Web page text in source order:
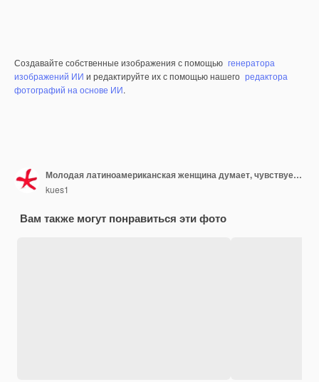
Создавайте собственные изображения с помощью генератора
изображений ИИ и редактируйте их с помощью нашего редактора
фотографий на основе ИИ.
Молодая латиноамериканская женщина думает, чувствует себя сомневающейся и сбитой с толку, с разными вариантами, задаваясь вопросом, какое решение принять
kues1
Вам также могут понравиться эти фото